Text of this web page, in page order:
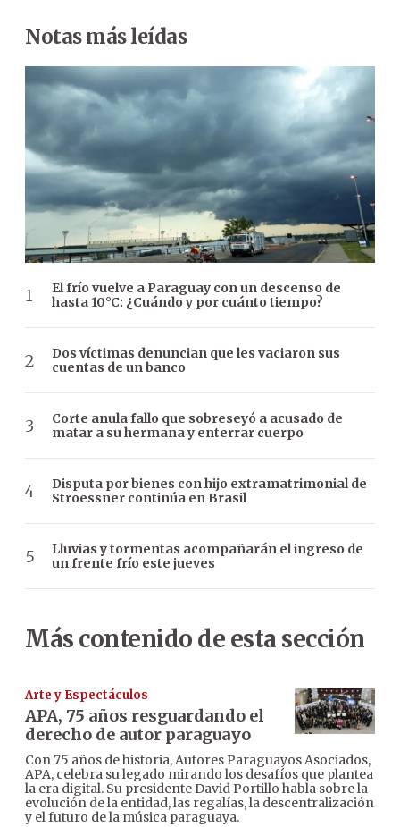
Notas más leídas
El frío vuelve a Paraguay con un descenso de
hasta 10°C: ¿Cuándo y por cuánto tiempo?
Dos víctimas denuncian que les vaciaron sus
cuentas de un banco
Corte anula fallo que sobreseyó a acusado de
matar a su hermana y enterrar cuerpo
Disputa por bienes con hijo extramatrimonial de
Stroessner continúa en Brasil
Lluvias y tormentas acompañarán el ingreso de
un frente frío este jueves
Más contenido de esta sección
Arte y Espectáculos
APA, 75 años resguardando el
derecho de autor paraguayo
Con 75 años de historia, Autores Paraguayos Asociados,
APA, celebra su legado mirando los desafíos que plantea
la era digital. Su presidente David Portillo habla sobre la
evolución de la entidad, las regalías, la descentralización
y el futuro de la música paraguaya.